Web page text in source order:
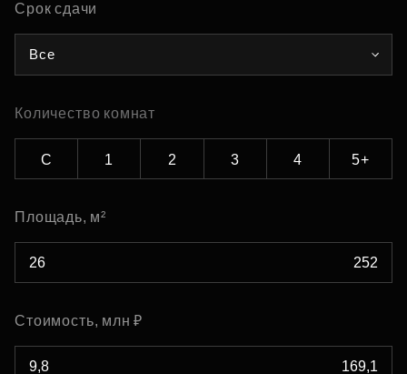
Срок сдачи
Все
Количество комнат
С 1 2 3 4 5+
Площадь, м²
Стоимость, млн ₽